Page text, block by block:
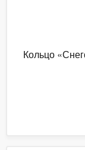
Кольцо